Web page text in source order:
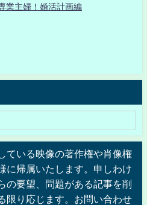
業主婦！婚活計画編
ている映像の著作権や肖像権
に帰属いたします。申しわけ
の要望、問題がある記事を削
限り応じます。お問い合わせ